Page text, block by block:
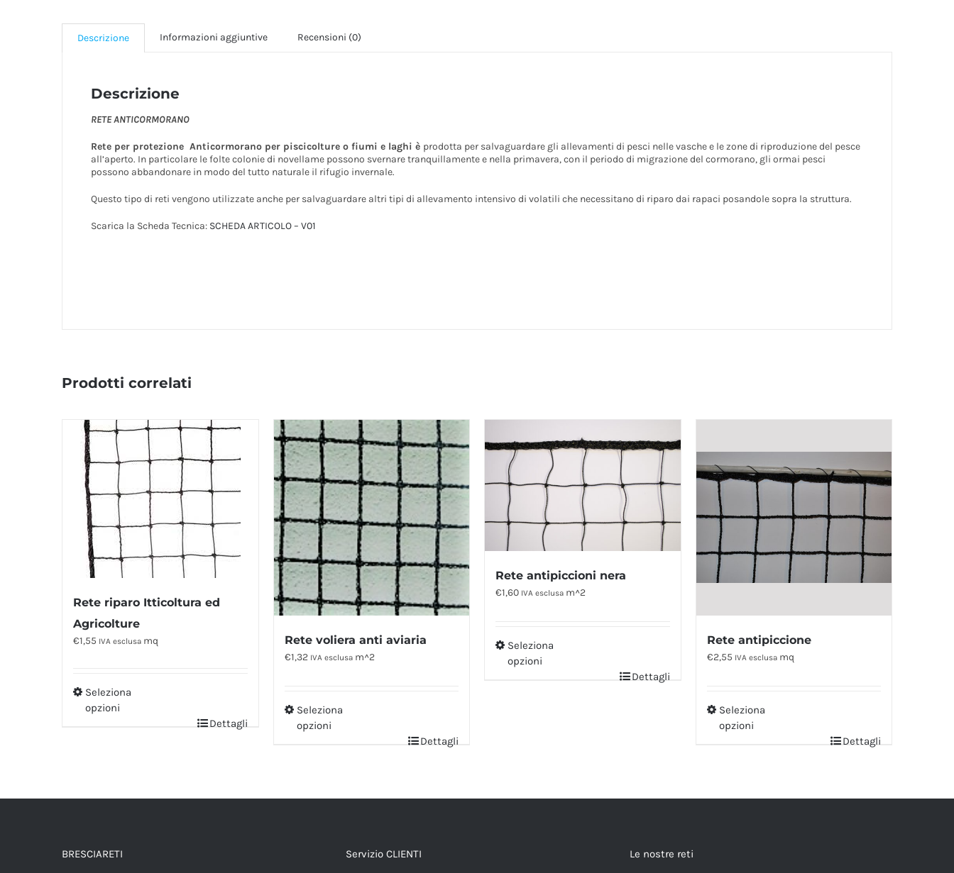
Descrizione Informazioni aggiuntive Recensioni (0)
Descrizione
RETE ANTICORMORANO
Rete per protezione Anticormorano per piscicolture o fiumi e laghi è prodotta per salvaguardare gli allevamenti di pesci nelle vasche e le zone di riproduzione del pesce
all’aperto. In particolare le folte colonie di novellame possono svernare tranquillamente e nella primavera, con il periodo di migrazione del cormorano, gli ormai pesci
possono abbandonare in modo del tutto naturale il rifugio invernale.
Questo tipo di reti vengono utilizzate anche per salvaguardare altri tipi di allevamento intensivo di volatili che necessitano di riparo dai rapaci posandole sopra la struttura.
Scarica la Scheda Tecnica: SCHEDA ARTICOLO – V01
Prodotti correlati
Rete riparo Itticoltura ed
Agricolture
€1,55 IVA esclusa mq
Seleziona
opzioni
Dettagli
Rete voliera anti aviaria
€1,32 IVA esclusam^2
Seleziona
opzioni
Dettagli
Rete antipiccioni nera
€1,60 IVA esclusa m^2
Seleziona
opzioni
Dettagli
Rete antipiccione
€2,55 IVA esclusamq
Seleziona
opzioni
Dettagli
BRESCIARETI Servizio CLIENTI Le nostre reti